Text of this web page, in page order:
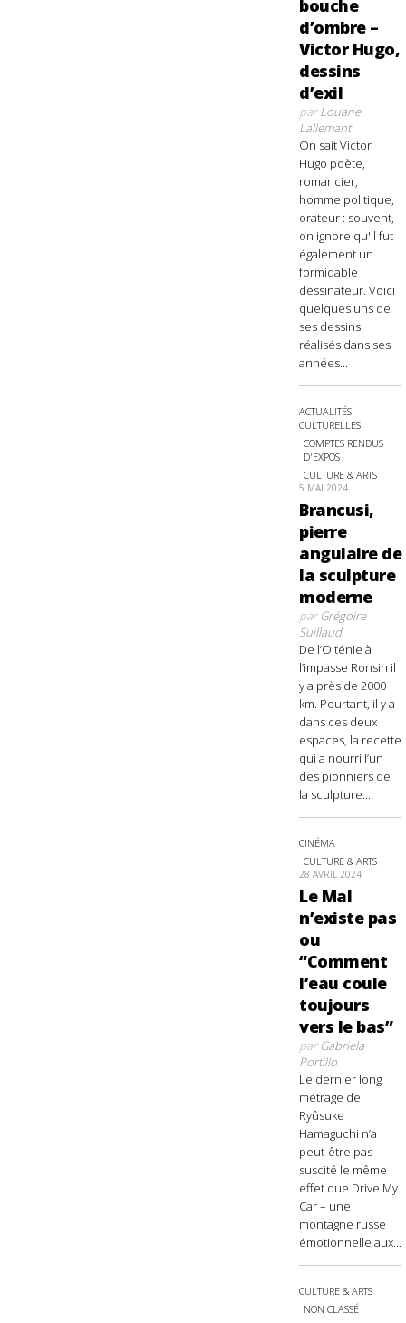
bouche
d’ombre –
Victor Hugo,
dessins
d’exil
parLouane
Lallemant
On sait Victor
Hugo poète,
romancier,
homme politique,
orateur : souvent,
on ignore qu'il fut
également un
formidable
dessinateur. Voici
quelques uns de
ses dessins
réalisés dans ses
années...
ACTUALITÉS
CULTURELLES
COMPTES RENDUS
D'EXPOS
CULTURE & ARTS
5 MAI 2024
Brancusi,
pierre
angulaire de
la sculpture
moderne
parGrégoire
Suillaud
De l’Olténie à
l’impasse Ronsin il
y a près de 2000
km. Pourtant, il y a
dans ces deux
espaces, la recette
qui a nourri l’un
des pionniers de
la sculpture...
CINÉMA
CULTURE & ARTS
28 AVRIL 2024
Le Mal
n’existe pas
ou
“Comment
l’eau coule
toujours
vers le bas”
parGabriela
Portillo
Le dernier long
métrage de
Ryûsuke
Hamaguchi n’a
peut-être pas
suscité le même
effet que Drive My
Car – une
montagne russe
émotionnelle aux...
CULTURE & ARTS
NON CLASSÉ